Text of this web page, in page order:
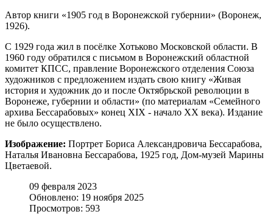
Автор книги «1905 год в Воронежской губернии» (Воронеж,
1926).
С 1929 года жил в посёлке Хотьково Московской области. В
1960 году обратился с письмом в Воронежский областной
комитет КПСС, правление Воронежского отделения Союза
художников с предложением издать свою книгу «Живая
история и художник до и после Октябрьской революции в
Воронеже, губернии и области» (по материалам «Семейного
архива Бессарабовых» конец XIX - начало XX века). Издание
не было осуществлено.
Изображение: Портрет Бориса Александровича Бессарабова,
Наталья Ивановна Бессарабова, 1925 год, Дом-музей Марины
Цветаевой.
09 февраля 2023
Обновлено: 19 ноября 2025
Просмотров: 593